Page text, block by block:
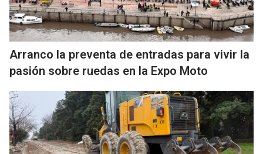
Arranco la preventa de entradas para vivir la
pasión sobre ruedas en la Expo Moto